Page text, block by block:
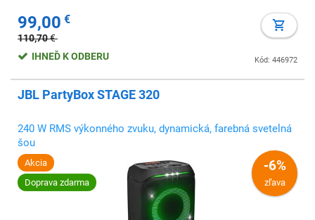
99,00 €
110,70€
Kód: 446972
IHNEĎ K ODBERU
JBL PartyBox STAGE 320
240 W RMS výkonného zvuku, dynamická, farebná svetelná
šou
Akcia
Doprava zdarma
-6%
zľava